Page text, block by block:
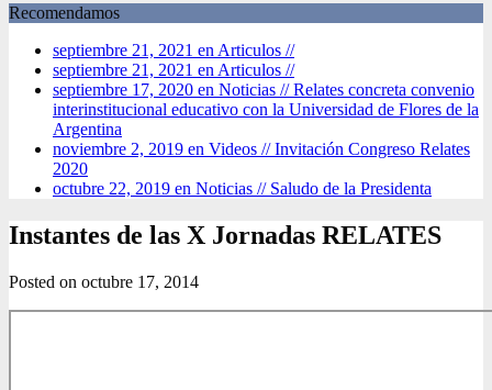
Recomendamos
septiembre 21, 2021 en Articulos //
septiembre 21, 2021 en Articulos //
septiembre 17, 2020 en Noticias //Relates concreta convenio
interinstitucional educativo con la Universidad de Flores de la
Argentina
noviembre 2, 2019 en Videos //Invitación Congreso Relates
2020
octubre 22, 2019 en Noticias // Saludo de la Presidenta
Instantes de las X Jornadas RELATES
Posted on octubre 17, 2014